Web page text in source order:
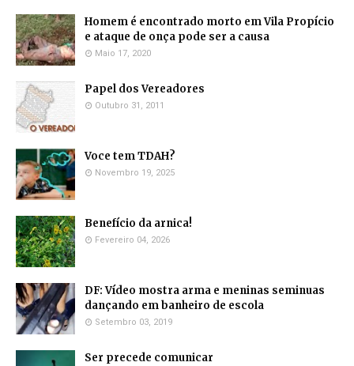
Homem é encontrado morto em Vila Propício
e ataque de onça pode ser a causa
Maio 17, 2020
Papel dos Vereadores
Outubro 31, 2011
Voce tem TDAH?
Novembro 19, 2025
Benefício da arnica!
Fevereiro 04, 2026
DF: Vídeo mostra arma e meninas seminuas
dançando em banheiro de escola
Setembro 03, 2019
Ser precede comunicar